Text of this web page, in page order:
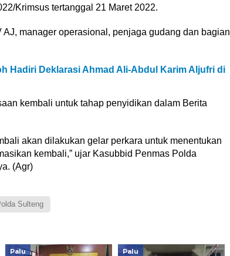
Krimsus tertanggal 21 Maret 2022.
manager operasional, penjaga gudang dan bagian
Hadiri Deklarasi Ahmad Ali-Abdul Karim Aljufri di
kembali untuk tahap penyidikan dalam Berita
akan dilakukan gelar perkara untuk menentukan
kembali,” ujar Kasubbid Penmas Polda
(Agr)
Sulteng
Palu Palu